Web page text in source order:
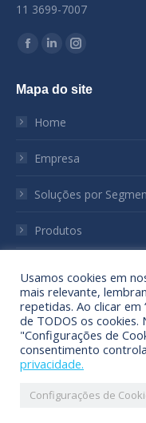
11 3699-7007
Encontre-nos em:
Facebook
opens
window
Linkedin
opens
window
Instagram
opens
window
Mapa do site
Home
Empresa
Soluções por
Produtos
Sustentabilidade
Contato
© World Post -
Usamos cookies em
mais relevante,
repetidas. Ao clicar em
de TODOS os
"Configurações de
consentimento
privacidade.
Configurações de